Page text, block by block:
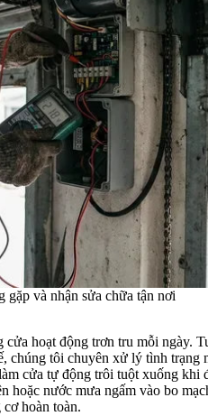
gặp và nhận sửa chữa tận nơi
cửa hoạt động trơn tru mỗi ngày.
chúng tôi chuyên xử lý tình trạng
cửa tự động trôi tuột xuống khi
hoặc nước mưa ngấm vào bo
hoàn toàn.